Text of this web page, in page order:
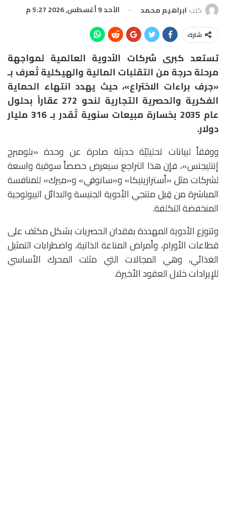
كتب ابراهيم محمد الأحد 9 أغسطس, 2026 5:27 م
شارك
تستعد كبرى شركات الأدوية العالمية لمواجهة
مرحلة حرجة من التقلبات المالية والهيكلية تُعرف بـ
«جرف براءات الاختراع»، حيث يهدد انتهاء الحماية
الفكرية والحصرية التجارية لنحو 272 عقاراً بحلول
عام 2035 بخسارة مبيعات سنوية تُقدر بـ 316 مليار
دولار.
ووفقاً لبيانات تحليليّة حديثة صادرة عن وحدة «بلومبرج
إنتليجنس»، فإن هذا التراجع سيعرض حصصاً سوقية واسعة
لشركات مثل «أسترازينيكا» و«سانوفي» و«ميرك» للمنافسة
المباشرة من قِبل منتجي الأدوية الجنيسة والبدائل البيولوجية
المنخفضة التكلفة.
وتتوزع الأدوية المهددة بفقدان الحصريات بشكل مكثف على
قطاعات الأورام، وأمراض المناعة الذاتية، واضطرابات التمثيل
الغذائي، وهي المجالات التي مثلت المحرك الأساسي
للإيرادات خلال العقود الأخيرة.